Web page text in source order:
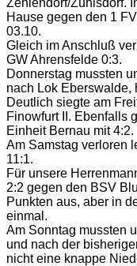
Zehlendorf/Zühlsdorf.
Hause gegen den 1
03.10.
Gleich im Anschluß
GW Ahrensfelde 0:3.
Donnerstag mussten
nach Lok Eberswalde,
Deutlich siegte am
Finowfurt II. Ebenfalls
Einheit Bernau mit 4:2.
Am Samstag verloren
11:1.
Für unsere
2:2 gegen den BSV
Punkten aus, aber in
einmal.
Am Sonntag mussten
und nach der
nicht eine knappe